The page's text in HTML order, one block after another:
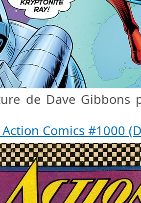
de Dave Gibbons
Comics #1000